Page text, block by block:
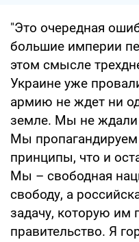
"Это очередная
большие империи
этом смысле
Украине уже
армию не ждет ни
земле. Мы не
Мы пропагандируем
принципы, что и
Мы – свободная
свободу, а
задачу, которую им
правительство. Я